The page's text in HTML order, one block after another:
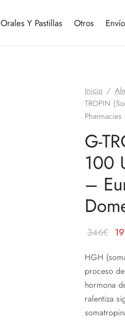
Orales Y Pastillas Otros Envío
Inicio /
TROPIN
G-
100
–
346€ El
era:
HGH
proceso
hormona
ralentiza